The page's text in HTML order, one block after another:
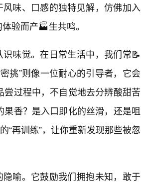
味、口感的独特见解，仿佛加入
验而产🏭生共鸣。
味觉。在日常生活中，我们常📝
挑”则像一位耐心的引导者，它会
过程中，不自觉地去分辨酸甜苦
香？是入口即化的丝滑，还是咀
“再训练”，让你重新发现那些被忽
喻。它鼓励我们拥抱未知，敢于